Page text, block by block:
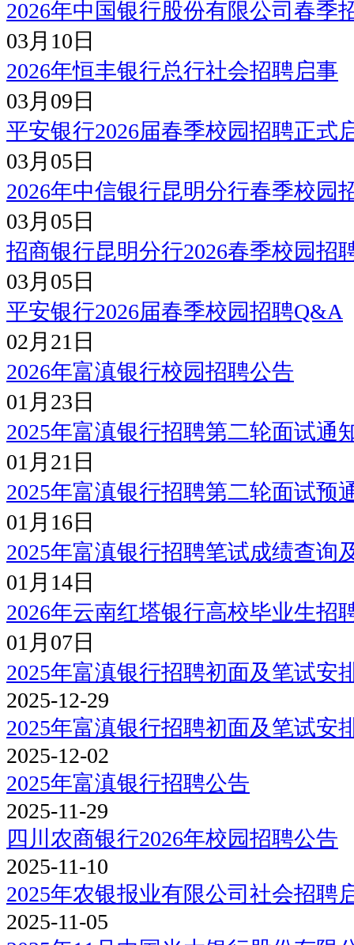
2026年中国银行股份有限公司春季
03月10日
2026年恒丰银行总行社会招聘启事
03月09日
平安银行2026届春季校园招聘正式
03月05日
2026年中信银行昆明分行春季校园
03月05日
招商银行昆明分行2026春季校园招
03月05日
平安银行2026届春季校园招聘Q&A
02月21日
2026年富滇银行校园招聘公告
01月23日
2025年富滇银行招聘第二轮面试通
01月21日
2025年富滇银行招聘第二轮面试预
01月16日
2025年富滇银行招聘笔试成绩查询
01月14日
2026年云南红塔银行高校毕业生招
01月07日
2025年富滇银行招聘初面及笔试安
2025-12-29
2025年富滇银行招聘初面及笔试安
2025-12-02
2025年富滇银行招聘公告
2025-11-29
四川农商银行2026年校园招聘公告
2025-11-10
2025年农银报业有限公司社会招聘
2025-11-05